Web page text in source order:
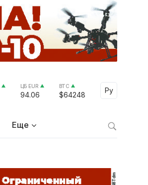
ЦБ EUR
94.06
BTC
$64248
Ру
Select
Еще